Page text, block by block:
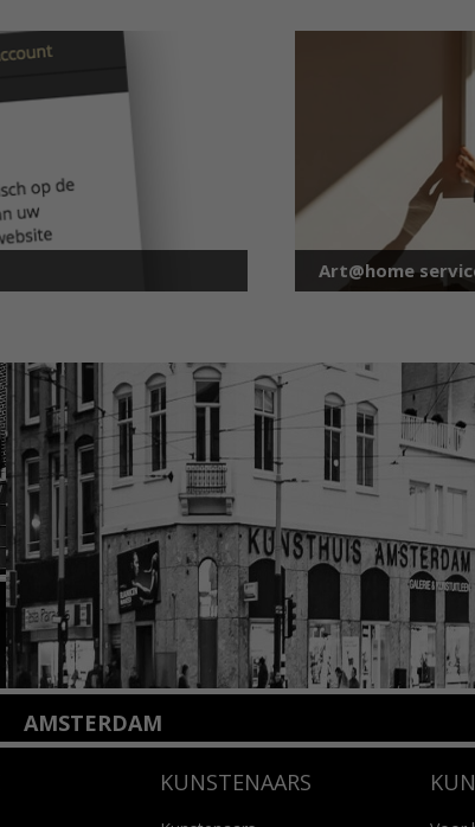
Art@home
AMSTERDAM
1075 VX AmsterdamKUNSTENAARS